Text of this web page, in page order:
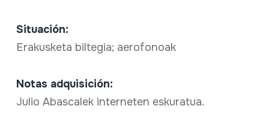
Situación:
Erakusketa biltegia; aerofonoak
Notas adquisición:
Julio Abascalek interneten eskuratua.